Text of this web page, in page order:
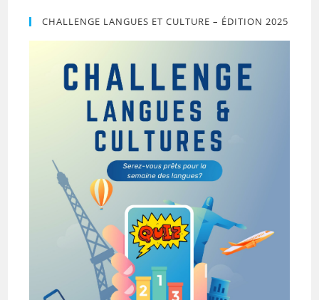
CHALLENGE LANGUES ET CULTURE – ÉDITION 2025